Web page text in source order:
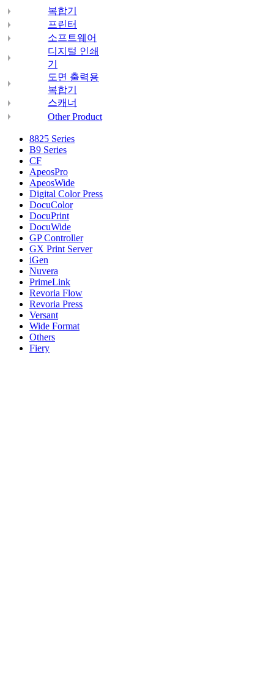
복합기
프린터
소프트웨어
디지털 인쇄
기
도면 출력용
복합기
스캐너
Other Product
8825 Series
B9 Series
CF
ApeosPro
ApeosWide
Digital Color Press
DocuColor
DocuPrint
DocuWide
GP Controller
GX Print Server
iGen
Nuvera
PrimeLink
Revoria Flow
Revoria Press
Versant
Wide Format
Others
Fiery